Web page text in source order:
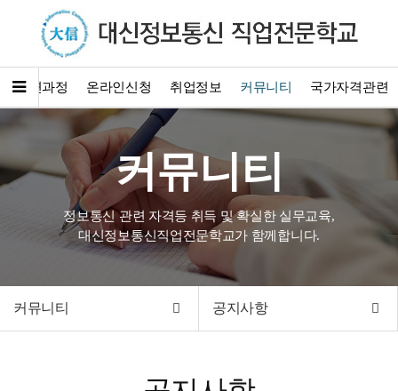
훈련과정 온라인신청 취업정보 커뮤니티 국가자격관련
커뮤니티
정보통신 관련 자격등 취득 및 확실한 실무교육,
대신정보통신직업전문학교가 함께합니다.
커뮤니티 공지사항